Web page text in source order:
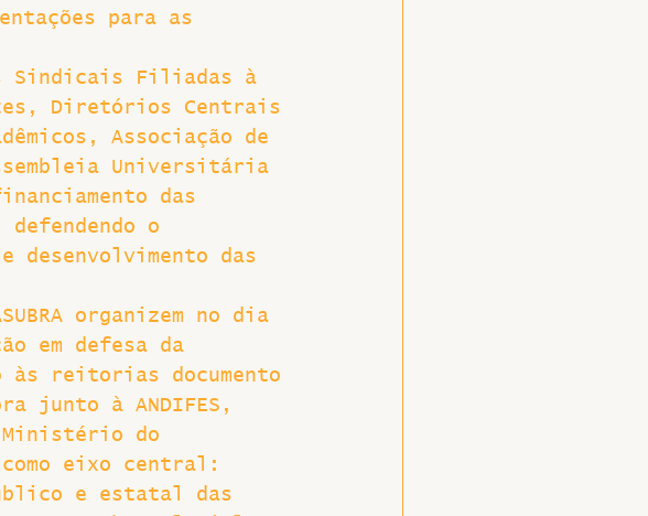
para as
Sindicais Filiadas à
Diretórios Centrais
Associação de
Universitária
das
o
desenvolvimento das
organizem no dia
em defesa da
às reitorias documento
junto à ANDIFES,
Ministério do
como eixo central:
e estatal das